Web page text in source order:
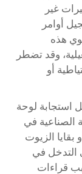
غير
أوامر
هذه
وقد تضطر
أو
استجابة لوحة
الصناعية في
بقايا الزيوت
التدخل في
قراءات